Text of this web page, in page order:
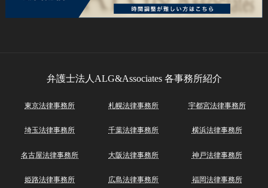
弁護士法人ALG&Associates 各事務所紹介
東京法律事務所 札幌法律事務所 宇都宮法律事務所
埼玉法律事務所 千葉法律事務所 横浜法律事務所
名古屋法律事務所 大阪法律事務所 神戸法律事務所
姫路法律事務所 広島法律事務所 福岡法律事務所